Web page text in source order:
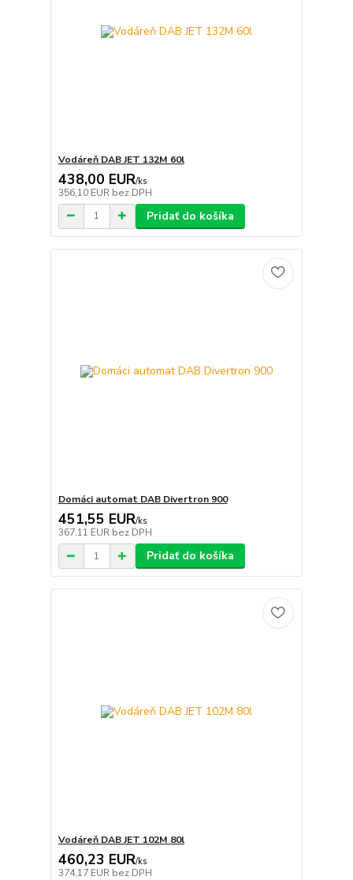
Vodáreň DAB JET 132M 60l
438,00 EUR/ks
356,10 EUR bez DPH
Pridať do košíka
Domáci automat DAB Divertron 900
451,55 EUR/ks
367,11 EUR bez DPH
Pridať do košíka
Vodáreň DAB JET 102M 80l
460,23 EUR/ks
374,17 EUR bez DPH